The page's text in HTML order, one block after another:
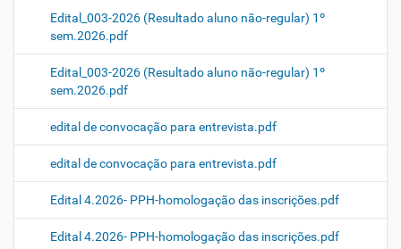
Edital_003-2026 (Resultado aluno não-regular) 1º
sem.2026.pdf
Edital_003-2026 (Resultado aluno não-regular) 1º
sem.2026.pdf
edital de convocação para entrevista.pdf
edital de convocação para entrevista.pdf
Edital 4.2026- PPH-homologação das inscrições.pdf
Edital 4.2026- PPH-homologação das inscrições.pdf